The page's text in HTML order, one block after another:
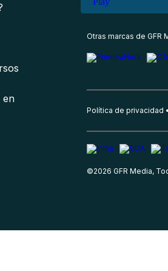
en
Otras marcas de GFR
Política de privacidad
©2026 GFR Media,